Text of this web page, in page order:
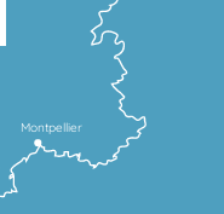
Montpellier